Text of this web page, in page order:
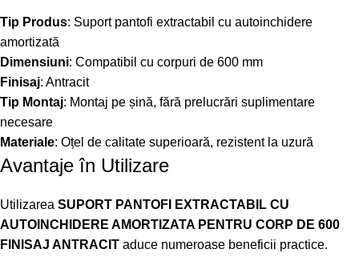
Tip Produs: Suport pantofi extractabil cu autoinchidere
amortizată
Dimensiuni: Compatibil cu corpuri de 600 mm
Finisaj: Antracit
Tip Montaj: Montaj pe șină, fără prelucrări suplimentare
necesare
Materiale: Oțel de calitate superioară, rezistent la uzură
Avantaje în Utilizare
Utilizarea SUPORT PANTOFI EXTRACTABIL CU
AUTOINCHIDERE AMORTIZATA PENTRU CORP DE 600
FINISAJ ANTRACIT aduce numeroase beneficii practice.